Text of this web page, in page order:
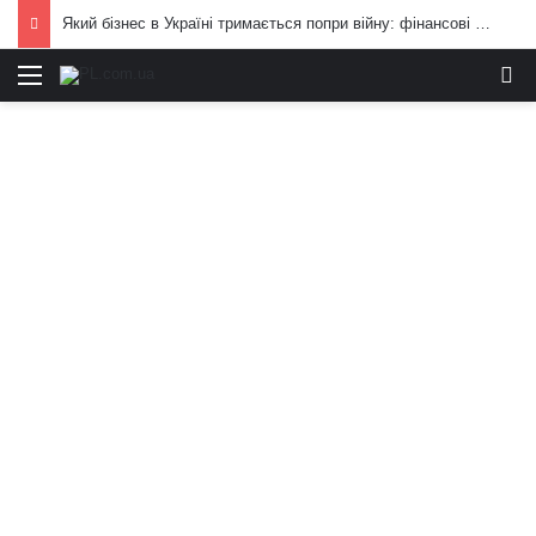
Який бізнес в Україні тримається попри війну: фінансові можливості для охочих
Меню